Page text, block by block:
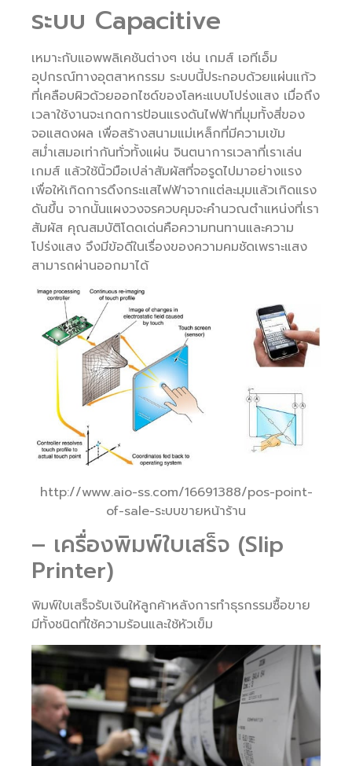
ระบบ Capacitive
เหมาะกับแอพพลิเคชันต่างๆ เช่น เกมส์ เอทีเอ็ม
อุปกรณ์ทางอุตสาหกรรม ระบบนี้ประกอบด้วยแผ่นแก้ว
ที่เคลือบผิวด้วยออกไซด์ของโลหะแบบโปร่งแสง เมื่อถึง
เวลาใช้งานจะเกดการป้อนแรงดันไฟฟ้าที่มุมทั้งสี่ของ
จอแสดงผล เพื่อสร้างสนามแม่เหล็กที่มีความเข้ม
สม่ำเสมอเท่ากันทั่วทั้งแผ่น จินตนาการเวลาที่เราเล่น
เกมส์ แล้วใช้นิ้วมือเปล่าสัมผัสที่จอรูดไปมาอย่างแรง
เพื่อให้เกิดการดึงกระแสไฟฟ้าจากแต่ละมุมแล้วเกิดแรง
ดันขึ้น จากนั้นแผงวงจรควบคุมจะคำนวณตำแหน่งที่เรา
สัมผัส คุณสมบัติโดดเด่นคือความทนทานและความ
โปร่งแสง จึงมีข้อดีในเรื่องของความคมชัดเพราะแสง
สามารถผ่านออกมาได้
http://www.aio-ss.com/16691388/pos-point-
of-sale-ระบบขายหน้าร้าน
– เครื่องพิมพ์ใบเสร็จ (Slip
Printer)
พิมพ์ใบเสร็จรับเงินให้ลูกค้าหลังการทำธุรกรรมซื้อขาย
มีทั้งชนิดที่ใช้ความร้อนและใช้หัวเข็ม